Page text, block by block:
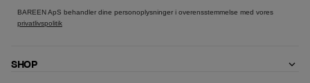
BAREEN ApS behandler dine personoplysninger i overensstemmelse med vores
privatlivspolitik
SHOP